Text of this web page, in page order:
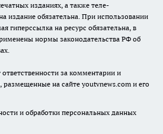
изданиях, а также теле-
издание обязательна. При использовании
гиперссылка на ресурс обязательна, в
нормы законодательства РФ об
за комментарии и
размещенные на сайте youtvnews.com и его
и обработки персональных данных